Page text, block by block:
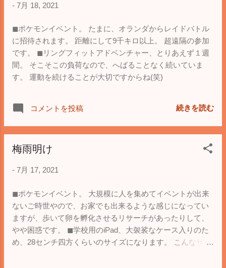
- 7月 18, 2021
◼︎ポケモンイベント。 たまに、オランダからレイドバトル
に招待されます。 距離にして9千キロ以上。 超遠隔の参加
です。 ◼︎リングフィットアドベンチャー、とりあえず１週
間。 そこそこの負荷なので、へばることなく続いていま
す。 運動を続けることが大切ですからね(笑)
コメントを投稿 続きを読む
梅雨明け
- 7月 17, 2021
◼︎ポケモンイベント。 大規模に人を集めてイベントが出来
ないご時世やので、お家でも出来るような感じになってい
ますが、歩いて卵を孵化させるリサーチがあったりして、
やや困惑です。 ◼︎学校用のiPad、大袈裟なケース入りのた
め、28センチ四方くらいのサイズになります。 こんなサイ